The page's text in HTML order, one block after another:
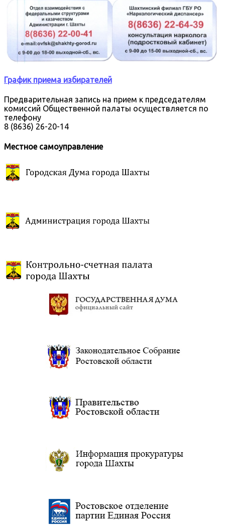
График приема избирателей
Предварительная запись на прием к председателям
комиссий Общественной палаты осуществляется по
телефону
8 (8636) 26-20-14
Местное самоуправление